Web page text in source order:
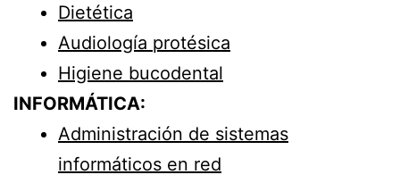
Dietética
Audiología protésica
Higiene bucodental
INFORMÁTICA:
Administración de sistemas
informáticos en red